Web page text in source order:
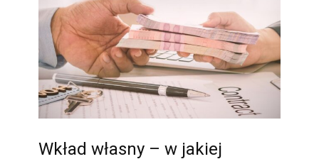
Wkład własny – w jakiej